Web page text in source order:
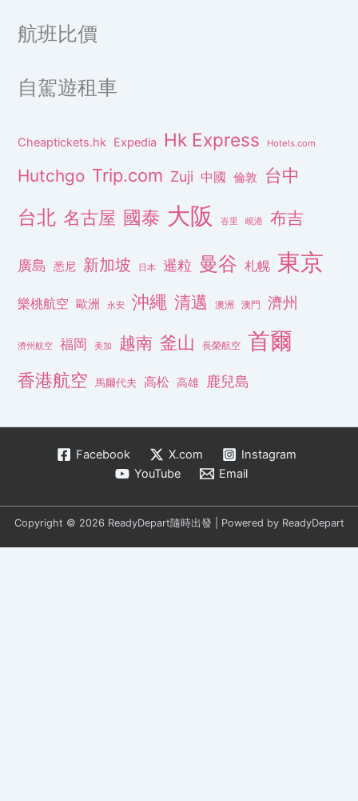
航班比價
自駕遊租車
Cheaptickets.hk Expedia Hk Express Hotels.com
Hutchgo Trip.com Zuji 中國 倫敦 台中
台北 名古屋 國泰 大阪 峇里 峴港 布吉
廣島 悉尼 新加坡 日本 暹粒 曼谷 札幌 東京
樂桃航空 歐洲 永安 沖繩 清邁 澳洲 澳門 濟州
濟州航空 福岡 美加 越南 釜山 長榮航空 首爾
香港航空 馬爾代夫 高松 高雄 鹿兒島
Facebook X.com
Instagram
YouTube
Email
Copyright © 2026 ReadyDepart隨時出發 | Powered by ReadyDepart